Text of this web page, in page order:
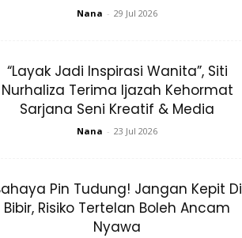
Nana - 29 Jul 2026
“Layak Jadi Inspirasi Wanita”, Siti
Nurhaliza Terima Ijazah Kehormat
Sarjana Seni Kreatif & Media
Nana - 23 Jul 2026
Pin Tudung! Jangan Kepit Di
Bibir, Risiko Tertelan Boleh Ancam
Nyawa